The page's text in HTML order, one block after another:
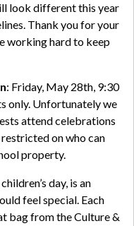
look different this year
Thank you for your
working hard to keep
: Friday, May 28th, 9:30
only. Unfortunately we
attend celebrations
on who can
property.
day, is an
feel special. Each
bag from the Culture &